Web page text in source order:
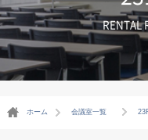
RENTAL
ホーム 会議室一覧